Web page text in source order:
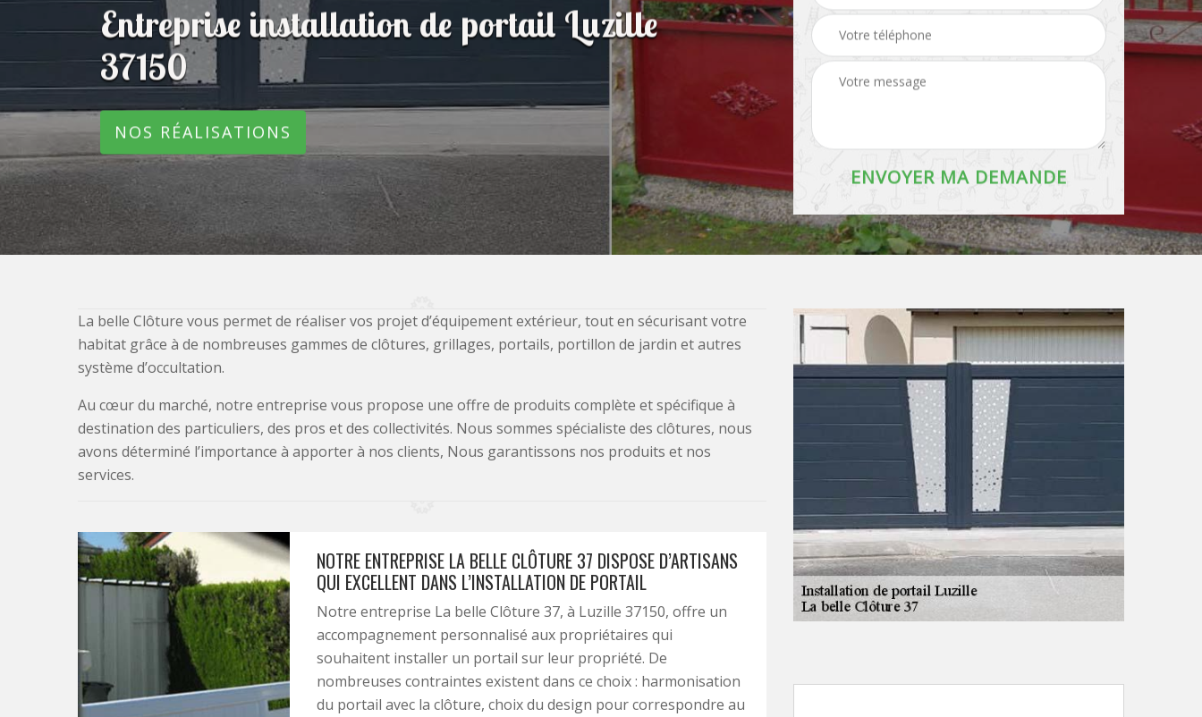
Entreprise installation de portail Luzille
37150
NOS RÉALISATIONS
La belle Clôture vous permet de réaliser vos projet d’équipement extérieur, tout en sécurisant votre
habitat grâce à de nombreuses gammes de clôtures, grillages, portails, portillon de jardin et autres
système d’occultation.
Au cœur du marché, notre entreprise vous propose une offre de produits complète et spécifique à
destination des particuliers, des pros et des collectivités. Nous sommes spécialiste des clôtures, nous
avons déterminé l’importance à apporter à nos clients, Nous garantissons nos produits et nos
services.
NOTRE ENTREPRISE LA BELLE CLÔTURE 37 DISPOSE D’ARTISANS
QUI EXCELLENT DANS L’INSTALLATION DE PORTAIL
Notre entreprise La belle Clôture 37, à Luzille 37150, offre un
accompagnement personnalisé aux propriétaires qui
souhaitent installer un portail sur leur propriété. De
nombreuses contraintes existent dans ce choix : harmonisation
du portail avec la clôture, choix du design pour correspondre au